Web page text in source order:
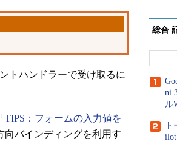
トハンドラーで受け取るに
TIPS：フォームの入力値を
向バインディングを利用す
総合
ni
ル